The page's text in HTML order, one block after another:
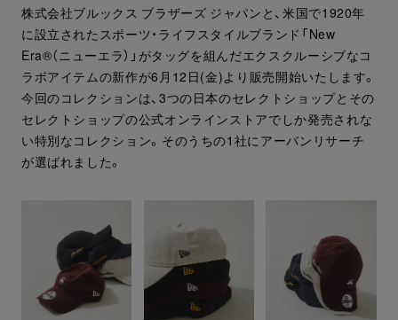
株式会社ブルックス ブラザーズ ジャパンと、米国で1920年
に設立されたスポーツ・ライフスタイルブランド「New
Era®（ニューエラ）」がタッグを組んだエクスクルーシブなコ
ラボアイテムの新作が6月12日(金)より販売開始いたします。
今回のコレクションは、3つの日本のセレクトショップとその
セレクトショップの公式オンラインストアでしか発売されな
い特別なコレクション。そのうちの1社にアーバンリサーチ
が選ばれました。